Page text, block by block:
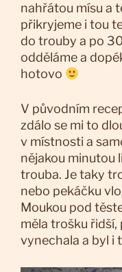
nahřátou mísu a
přikryjeme i tou
do trouby a po
odděláme a
hotovo
V původním
zdálo se mi to
v místnosti a
nějakou minutou
trouba. Je taky
nebo pekáčku
Moukou pod
měla trošku
vynechala a byl i